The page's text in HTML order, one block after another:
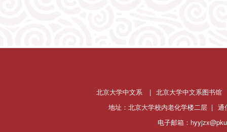
北京大学中文系 | 北京大学中文系图书馆
地址：北京大学校内老化学楼二层 | 通
电子邮箱：